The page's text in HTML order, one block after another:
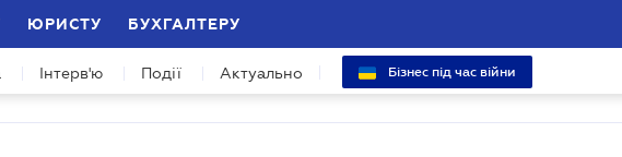
ЮРИСТУ БУХГАЛТЕРУ
Інтерв'ю Події Актуально Бізнес під час війни